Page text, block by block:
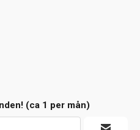
(ca 1 per mån)